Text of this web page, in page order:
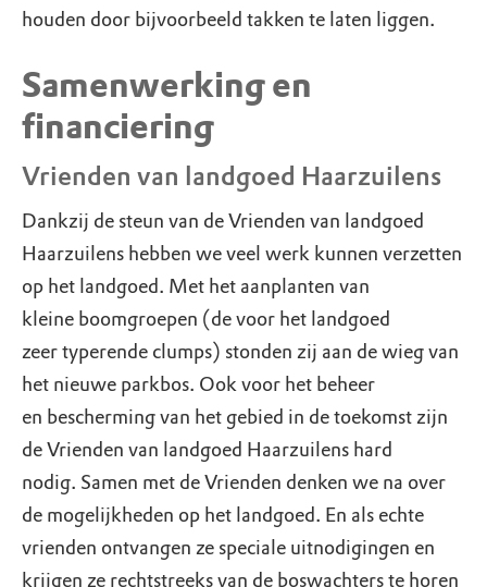
houden door bijvoorbeeld takken te laten liggen.
Samenwerking en
financiering
Vrienden van landgoed Haarzuilens
Dankzij de steun van de Vrienden van landgoed
Haarzuilens hebben we veel werk kunnen verzetten
op het landgoed. Met het aanplanten van
kleine boomgroepen (de voor het landgoed
zeer typerende clumps) stonden zij aan de wieg van
het nieuwe parkbos. Ook voor het beheer
en bescherming van het gebied in de toekomst zijn
de Vrienden van landgoed Haarzuilens hard
nodig. Samen met de Vrienden denken we na over
de mogelijkheden op het landgoed. En als echte
vrienden ontvangen ze speciale uitnodigingen en
krijgen ze rechtstreeks van de boswachters te horen